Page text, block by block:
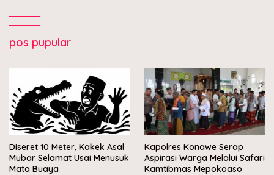
pos pupular
Diseret 10 Meter, Kakek Asal
Mubar Selamat Usai Menusuk
Mata Buaya
Kapolres Konawe Serap
Aspirasi Warga Melalui Safari
Kamtibmas Mepokoaso